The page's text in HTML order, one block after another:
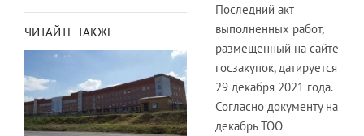
ЧИТАЙТЕ ТАКЖЕ
Последний акт
выполненных работ,
размещённый на сайте
госзакупок, датируется
29 декабря 2021 года.
Согласно документу на
декабрь ТОО